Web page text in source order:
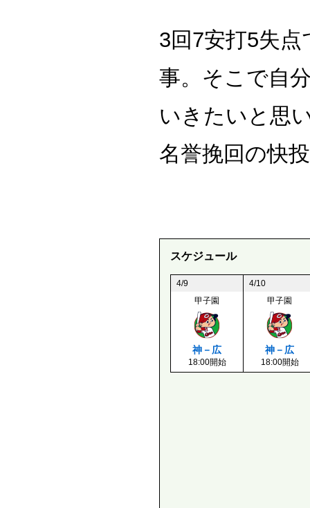
3回7安打5失
事。そこで自
いきたいと思
名誉挽回の快
スケジュール
4/9
4/10
甲子園
神－広
18:00開始
甲子園
神－広
18:00開始